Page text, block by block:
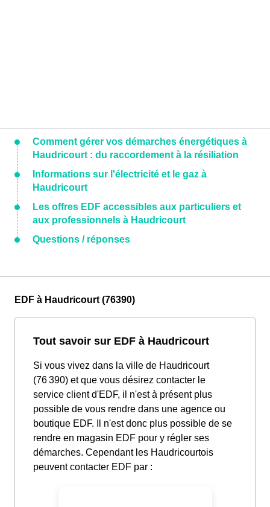
Comment gérer vos démarches énergétiques à
Haudricourt : du raccordement à la résiliation
Informations sur l'électricité et le gaz à
Haudricourt
Les offres EDF accessibles aux particuliers et
aux professionnels à Haudricourt
Questions / réponses
EDF à Haudricourt (76390)
Tout savoir sur EDF à Haudricourt
Si vous vivez dans la ville de Haudricourt
(76 390) et que vous désirez contacter le
service client d'EDF, il n'est à présent plus
possible de vous rendre dans une agence ou
boutique EDF. Il n'est donc plus possible de se
rendre en magasin EDF pour y régler ses
démarches. Cependant les Haudricourtois
peuvent contacter EDF par :